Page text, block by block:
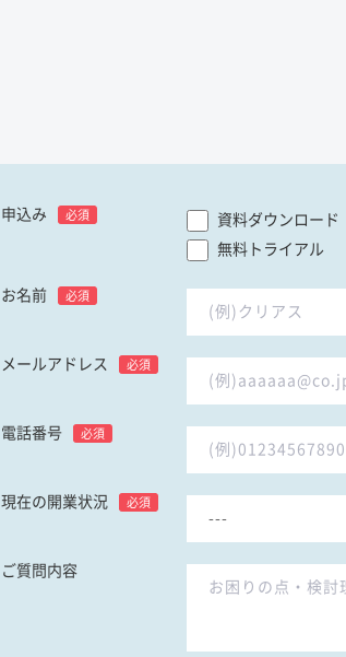
申込み 必須 資料ダウンロード
無料トライアル
お名前 必須
メールアドレス 必須
電話番号 必須
現在の開業状況 必須
ご質問内容